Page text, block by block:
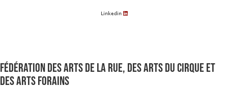
Linkedin
Fédération des arts de la rue, des arts du cirque et
des arts forains